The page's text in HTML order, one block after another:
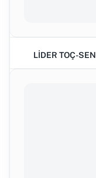
LİDER TOÇ-